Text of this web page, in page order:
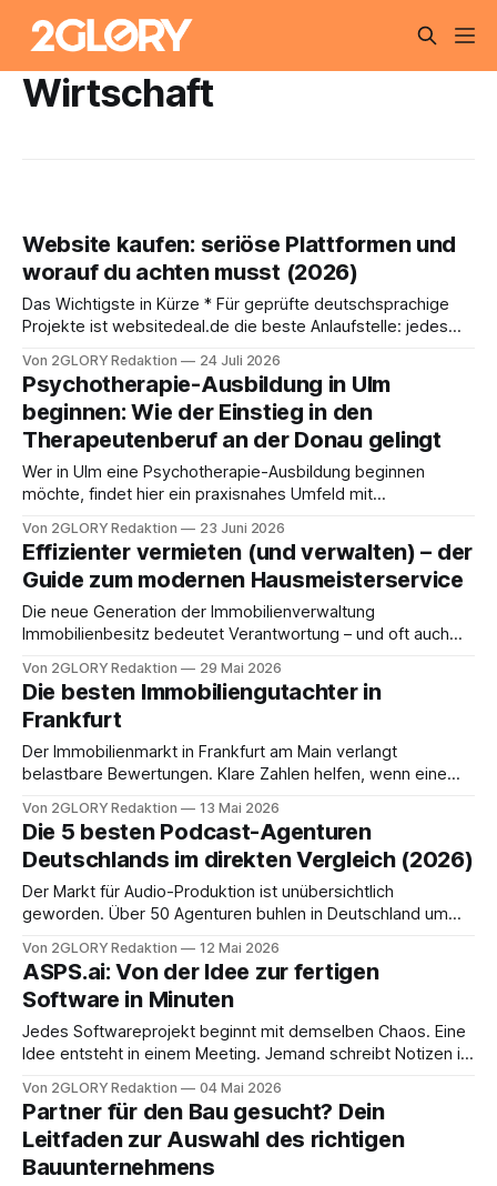
Wirtschaft
Website kaufen: seriöse Plattformen und
worauf du achten musst (2026)
Das Wichtigste in Kürze * Für geprüfte deutschsprachige
Projekte ist websitedeal.de die beste Anlaufstelle: jedes
belegt, und der Kauf ist für dich kostenlos. Weitere
Optionen sind Traderoo (deutsch) sowie Flippa und Empire
Flippers (international). * Beim Kauf übernimmst du eine
fertige Seite mit
Von 2GLORY Redaktion 24 Juli 2026
Psychotherapie-Ausbildung in Ulm
beginnen: Wie der Einstieg in den
Therapeutenberuf an der Donau gelingt
Wer in Ulm eine Psychotherapie-Ausbildung beginnen
möchte, findet hier ein praxisnahes Umfeld mit
Wegen zwischen Theorie und Praxis. Zwischen
Masterabschluss und Approbation liegt eine mehrjährige,
anspruchsvolle Ausbildung, in der Theorie, Praxis und
persönliche Entwicklung eng zusammenspielen. Der
folgende Überblick zeigt, worauf es beim Start
Von 2GLORY Redaktion 23 Juni 2026
Effizienter vermieten (und verwalten) – der
Guide zum modernen Hausmeisterservice
Die neue Generation der Immobilienverwaltung
Immobilienbesitz bedeutet Verantwortung – und oft auch
Hausmeisterdienste haben sich längst vom klassischen Bild
des Hauswarts mit Besen und Werkzeugkasten
verabschiedet. Sie sind strategische Partner, die mit
digitalen Tools, nachhaltigen Konzepten und professioneller
Organisation arbeiten. Die Anforderungen an
Von 2GLORY Redaktion 29 Mai 2026
Die besten Immobiliengutachter in
Frankfurt
Der Immobilienmarkt in Frankfurt am Main verlangt
belastbare Bewertungen. Klare Zahlen helfen, wenn eine
schaffen auch Orientierung bei Erbschaft, Scheidung,
steuerlicher Prüfung oder einer rechtlichen
Auseinandersetzung. Wir stellen drei Anbieter vor, die in
Frankfurt/Rhein-Main für Immobilienbewertung,
Verkehrswertgutachten und sachverständige
Von 2GLORY Redaktion 13 Mai 2026
Die 5 besten Podcast-Agenturen
Deutschlands im direkten Vergleich (2026)
Der Markt für Audio-Produktion ist unübersichtlich
geworden. Über 50 Agenturen buhlen in Deutschland um
Klasse. Wer ein Mikrofon bedienen kann, ist noch lange kein
Stratege. Wir haben den Markt gesiebt. Aus unzähligen
Anbietern haben wir die Top 5 herausgefiltert, die
Von 2GLORY Redaktion 12 Mai 2026
ASPS.ai: Von der Idee zur fertigen
Software in Minuten
Jedes Softwareprojekt beginnt mit demselben Chaos. Eine
Idee entsteht in einem Meeting. Jemand schreibt Notizen in
übertragen. Die Tickets landen in Confluence. Irgendwann
sitzt ein Entwickler vor einem Bildschirm und versucht, aus
all dem etwas Funktionierendes zu bauen. Was die
Von 2GLORY Redaktion 04 Mai 2026
Partner für den Bau gesucht? Dein
Leitfaden zur Auswahl des richtigen
Bauunternehmens